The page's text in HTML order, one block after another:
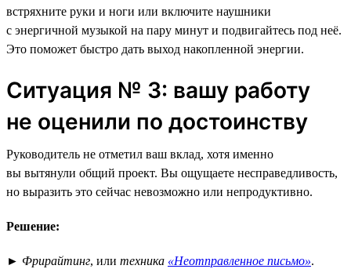
встряхните руки и ноги или включите наушники
с энергичной музыкой на пару минут и подвигайтесь под неё.
Это поможет быстро дать выход накопленной энергии.
Ситуация № 3: вашу работу
не оценили по достоинству
Руководитель не отметил ваш вклад, хотя именно
вы вытянули общий проект. Вы ощущаете несправедливость,
но выразить это сейчас невозможно или непродуктивно.
Решение:
► Фрирайтинг, или техника «Неотправленное письмо».